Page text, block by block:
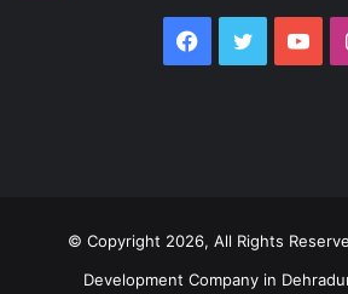
Facebook
Twitter
© Copyright 2026, All Rights
Development Company in